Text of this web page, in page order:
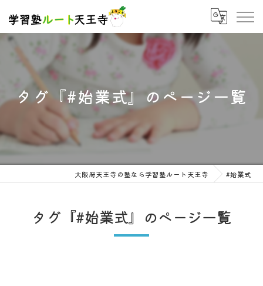
タグ『#始業式』のページ一覧
大阪府天王寺の塾なら学習塾ルート天王寺 #始業式
タグ『#始業式』のページ一覧